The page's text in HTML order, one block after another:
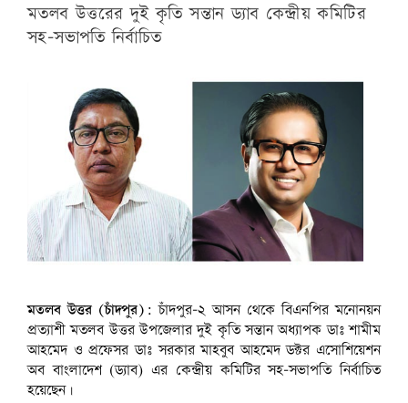
মতলব উত্তরের দুই কৃতি সন্তান ড্যাব কেন্দ্রীয় কমিটির
সহ-সভাপতি নির্বাচিত
ডাঃ শামীম আহমেদ ও ডাঃ সরকার মাহবুব আহমেদ
শামীম।
মতলব উত্তর (চাঁদপুর):চাঁদপুর-২ আসন থেকে বিএনপির মনোনয়ন
প্রত্যাশী মতলব উত্তর উপজেলার দুই কৃতি সন্তান অধ্যাপক ডাঃ শামীম
আহমেদ ও প্রফেসর ডাঃ সরকার মাহবুব আহমেদ ডক্টর এসোশিয়েশন
অব বাংলাদেশ (ড্যাব) এর কেন্দ্রীয় কমিটির সহ-সভাপতি নির্বাচিত
হয়েছেন।